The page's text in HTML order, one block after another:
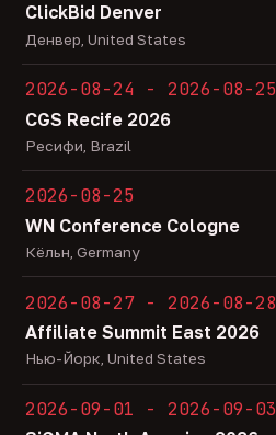
ClickBid Denver
Денвер, United States
2026-08-24 - 2026-08-25
CGS Recife 2026
Ресифи, Brazil
2026-08-25
WN Conference Cologne
Кёльн, Germany
2026-08-27 - 2026-08-28
Affiliate Summit East 2026
Нью-Йорк, United States
2026-09-01 - 2026-09-03